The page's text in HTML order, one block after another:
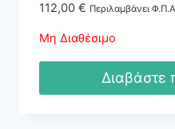
112,00 € Περιλαμβάνει Φ.Π.Α
Μη Διαθέσιμο
Διαβάστε